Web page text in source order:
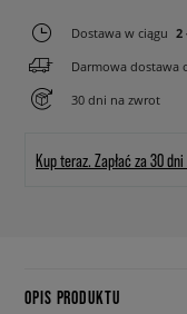
Dostawa w ciągu 2
Darmowa dostawa
30 dni na zwrot
Kup teraz. Zapłać za 30
OPIS PRODUKTU